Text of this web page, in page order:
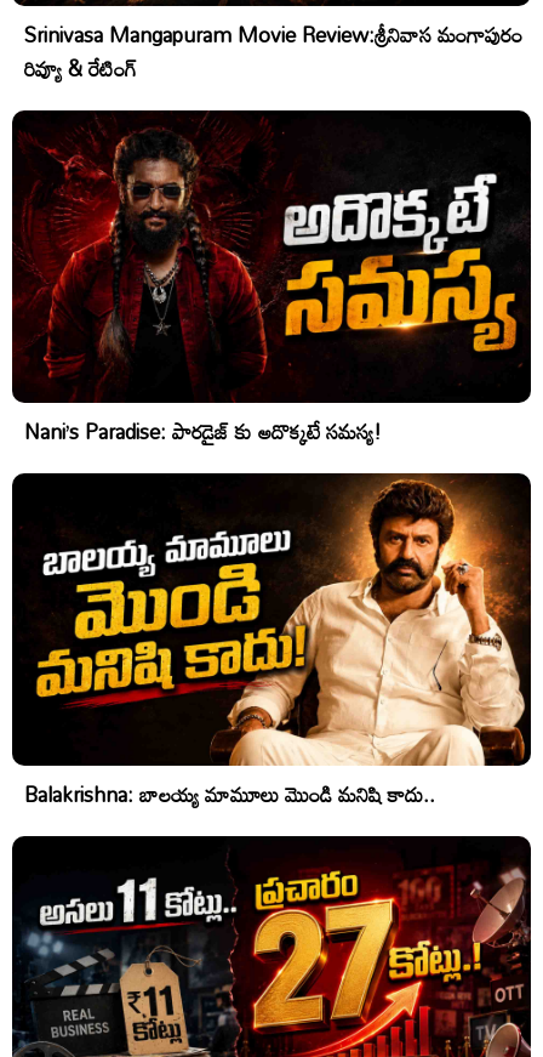
Srinivasa Mangapuram Movie Review:శ్రీనివాస మంగాపురం
రివ్యూ & రేటింగ్
Nani’s Paradise: పారడైజ్ కు అదొక్కటే సమస్య!
Balakrishna: బాలయ్య మామూలు మొండి మనిషి కాదు..